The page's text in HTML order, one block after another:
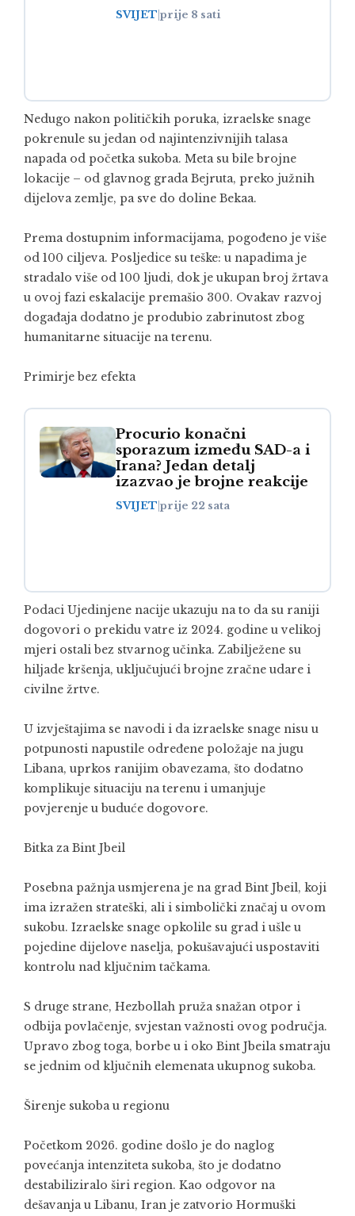
SVIJET prije 8 sati
Nedugo nakon političkih poruka, izraelske snage
pokrenule su jedan od najintenzivnijih talasa
napada od početka sukoba. Meta su bile brojne
lokacije – od glavnog grada Bejruta, preko južnih
dijelova zemlje, pa sve do doline Bekaa.
Prema dostupnim informacijama, pogođeno je više
od 100 ciljeva. Posljedice su teške: u napadima je
stradalo više od 100 ljudi, dok je ukupan broj žrtava
u ovoj fazi eskalacije premašio 300. Ovakav razvoj
događaja dodatno je produbio zabrinutost zbog
humanitarne situacije na terenu.
Primirje bez efekta
Procurio konačni
sporazum između SAD-a i
Irana? Jedan detalj
izazvao je brojne reakcije
SVIJET prije 22 sata
Podaci Ujedinjene nacije ukazuju na to da su raniji
dogovori o prekidu vatre iz 2024. godine u velikoj
mjeri ostali bez stvarnog učinka. Zabilježene su
hiljade kršenja, uključujući brojne zračne udare i
civilne žrtve.
U izvještajima se navodi i da izraelske snage nisu u
potpunosti napustile određene položaje na jugu
Libana, uprkos ranijim obavezama, što dodatno
komplikuje situaciju na terenu i umanjuje
povjerenje u buduće dogovore.
Bitka za Bint Jbeil
Posebna pažnja usmjerena je na grad Bint Jbeil, koji
ima izražen strateški, ali i simbolički značaj u ovom
sukobu. Izraelske snage opkolile su grad i ušle u
pojedine dijelove naselja, pokušavajući uspostaviti
kontrolu nad ključnim tačkama.
S druge strane, Hezbollah pruža snažan otpor i
odbija povlačenje, svjestan važnosti ovog područja.
Upravo zbog toga, borbe u i oko Bint Jbeila smatraju
se jednim od ključnih elemenata ukupnog sukoba.
Širenje sukoba u regionu
Početkom 2026. godine došlo je do naglog
povećanja intenziteta sukoba, što je dodatno
destabiliziralo širi region. Kao odgovor na
dešavanja u Libanu, Iran je zatvorio Hormuški